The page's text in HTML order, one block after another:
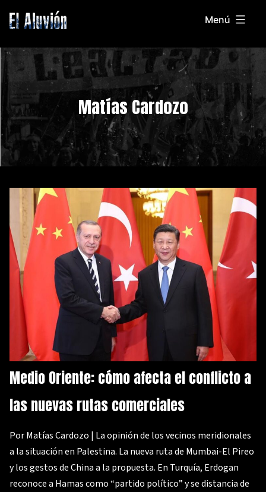
Saltar
contenido
El
Aluvion
Menú
Matías Cardozo
Medio Oriente: cómo afecta el conflicto a
las nuevas rutas comerciales
Por Matías Cardozo | La opinión de los vecinos meridionales
a la situación en Palestina. La nueva ruta de Mumbai-El Pireo
y los gestos de China a la propuesta. En Turquía, Erdogan
reconoce a Hamas como “partido político” y se distancia de